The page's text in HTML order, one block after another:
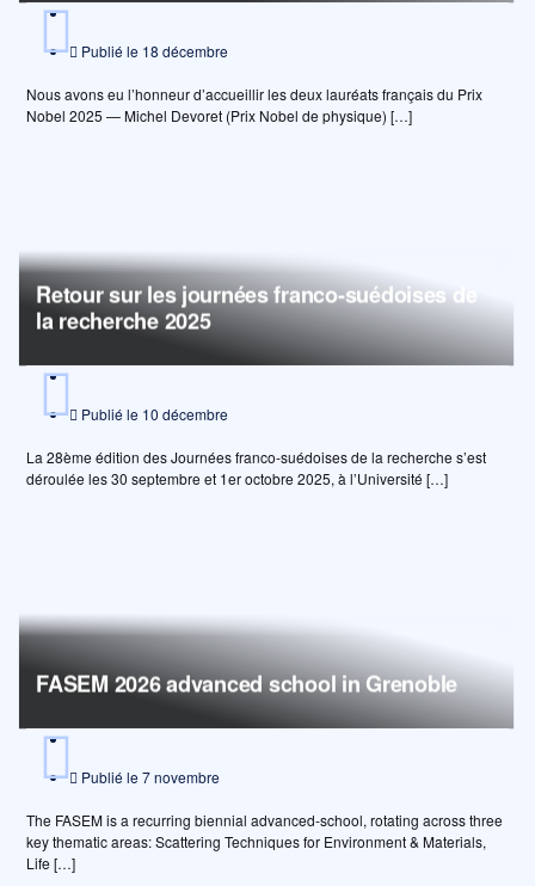
Publié le 18 décembre
Nous avons eu l’honneur d’accueillir les deux lauréats français du Prix
Nobel 2025 — Michel Devoret (Prix Nobel de physique) […]
Retour sur les journées franco-suédoises de
la recherche 2025
Publié le 10 décembre
La 28ème édition des Journées franco-suédoises de la recherche s’est
déroulée les 30 septembre et 1er octobre 2025, à l’Université […]
FASEM 2026 advanced school in Grenoble
Publié le 7 novembre
The FASEM is a recurring biennial advanced-school, rotating across three
key thematic areas: Scattering Techniques for Environment & Materials,
Life […]